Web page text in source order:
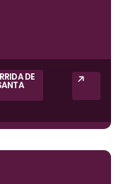
DE